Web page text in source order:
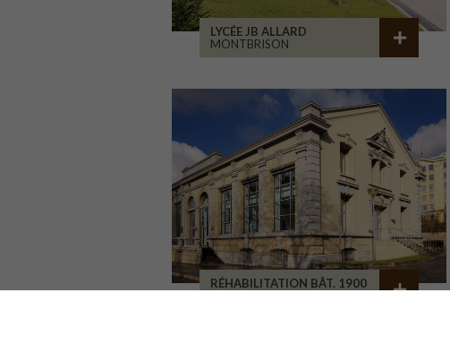
LYCÉE JB ALLARD
MONTBRISON
RÉHABILITATION BÂT. 1900